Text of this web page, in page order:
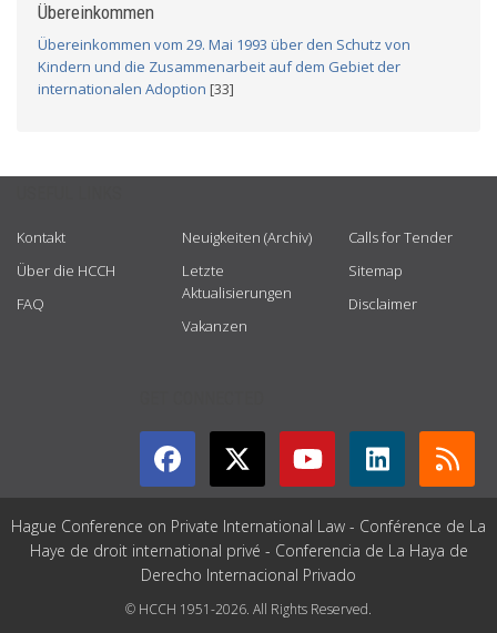
Übereinkommen
Übereinkommen vom 29. Mai 1993 über den Schutz von
Kindern und die Zusammenarbeit auf dem Gebiet der
internationalen Adoption [33]
Kontakt
Über die HCCH
FAQ
Neuigkeiten (Archiv)
Letzte
Aktualisierungen
Vakanzen
Calls for Tender
Sitemap
Disclaimer
Hague Conference on Private International Law - Conférence de La
Haye de droit international privé - Conferencia de La Haya de
Derecho Internacional Privado
© HCCH 1951-2026. All Rights Reserved.